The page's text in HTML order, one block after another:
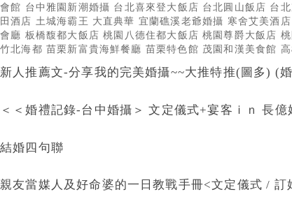
會館 台中雅園新潮婚攝 台北喜來登大飯店 台北圓山飯店 台
田酒店 土城海霸王 大直典華 宜蘭礁溪老爺婚攝 寒舍艾美酒店
會廳 板橋馥都大飯店桃園八德住都大飯店桃園尊爵大飯店
竹北海都 苗栗新富貴海鮮餐廳 苗栗特色館 茂園和漢美食館
新人推薦文-分享我的完美婚攝~~大推特推(圖多) (
＜＜婚禮記錄-台中婚攝＞ 文定儀式+宴客ｉｎ 長
結婚四句聯
親友當媒人及好命婆的一日教戰手冊<文定儀式 / 訂